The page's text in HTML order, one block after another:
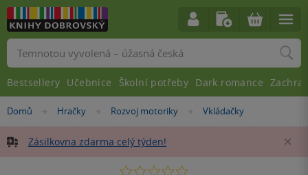
Nacházíte
zde:
Domů »Hračky »
Rozvoj motoriky »
Vkládačky
Zásilkovna zdarma celý týden!
0.0
Vyhledávání
Bestsellery Učebnice Školní potřeby Dark romance